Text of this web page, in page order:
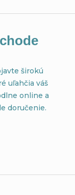
širokú
uľahčia váš
online a
doručenie.